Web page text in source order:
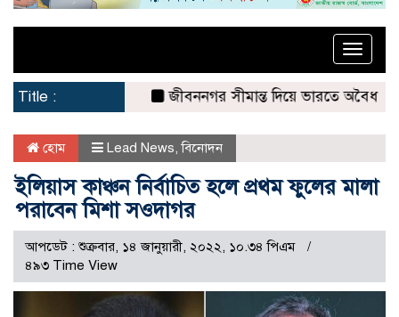
Toggle
Title :
জীবননগর সীমান্ত দিয়ে ভারতে অবৈধ
হোম Lead News ,বিনোদন
ইলিয়াস কাঞ্চন নির্বাচিত হলে প্রথম ফুলের মালা
পরাবেন মিশা সওদাগর
আপডেট : শুক্রবার, ১৪ জানুয়ারী, ২০২২, ১০.৩৪ পিএম
৪৯৩ Time View